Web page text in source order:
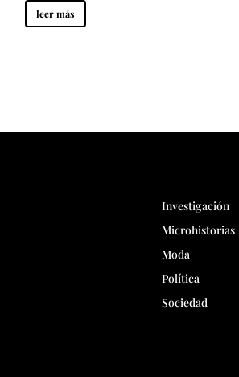
leer más
Investigación
Microhistorias
Moda
Política
Sociedad